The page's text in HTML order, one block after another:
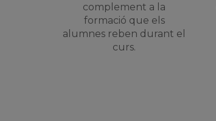
complement a la
formació que els
alumnes reben durant el
curs.